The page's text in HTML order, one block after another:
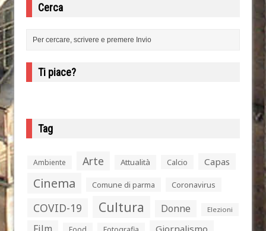
Cerca
Ti piace?
Tag
Ambiente Arte Attualità Calcio Capas
Cinema Comune di parma Coronavirus
COVID-19 Cultura Donne Elezioni
Giornalismo